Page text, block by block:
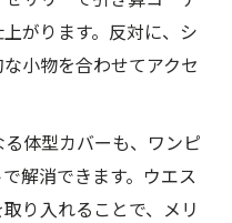
つ上品な夏ワンピの
性的コーデの夏ワン
がります。反対に、シ
小物を合わせてアクセ
体型カバーも、ワンピ
解消できます。ウエス
り入れることで、メリ